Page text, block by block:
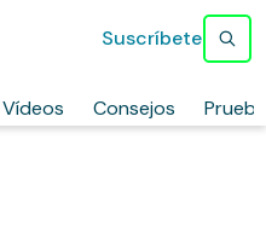
Vídeos Consejos
Suscríbete